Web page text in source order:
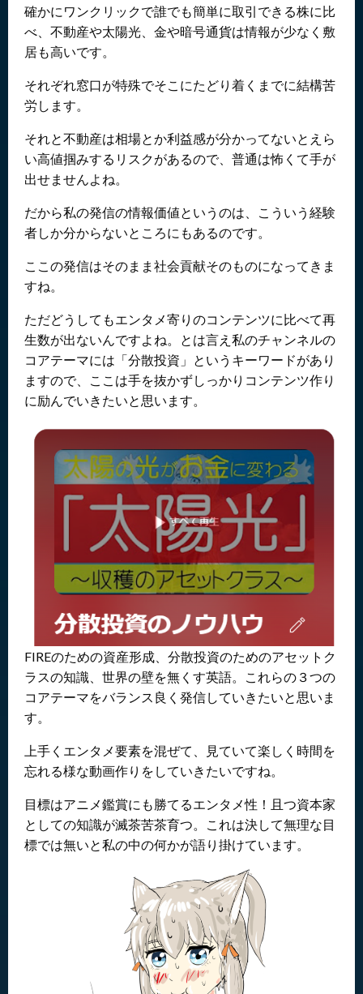
確かにワンクリックで誰でも簡単に取引できる株に比
べ、不動産や太陽光、金や暗号通貨は情報が少なく敷
居も高いです。
それぞれ窓口が特殊でそこにたどり着くまでに結構苦
労します。
それと不動産は相場とか利益感が分かってないとえら
い高値掴みするリスクがあるので、普通は怖くて手が
出せませんよね。
だから私の発信の情報価値というのは、こういう経験
者しか分からないところにもあるのです。
ここの発信はそのまま社会貢献そのものになってきま
すね。
ただどうしてもエンタメ寄りのコンテンツに比べて再
生数が出ないんですよね。とは言え私のチャンネルの
コアテーマには「分散投資」というキーワードがあり
ますので、ここは手を抜かずしっかりコンテンツ作り
に励んでいきたいと思います。
FIREのための資産形成、分散投資のためのアセットク
ラスの知識、世界の壁を無くす英語。これらの３つの
コアテーマをバランス良く発信していきたいと思いま
す。
上手くエンタメ要素を混ぜて、見ていて楽しく時間を
忘れる様な動画作りをしていきたいですね。
目標はアニメ鑑賞にも勝てるエンタメ性！且つ資本家
としての知識が滅茶苦茶育つ。これは決して無理な目
標では無いと私の中の何かが語り掛けています。